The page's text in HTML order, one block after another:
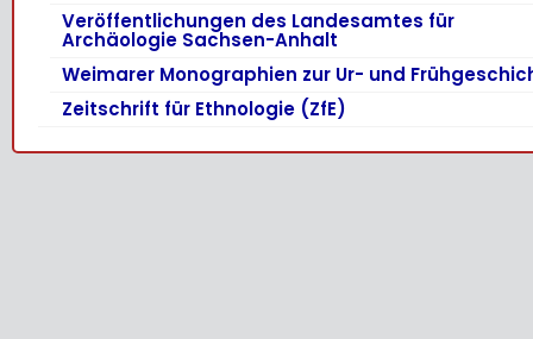
Veröffentlichungen des Landesamtes für
Archäologie Sachsen-Anhalt
Weimarer Monographien zur Ur- und
Zeitschrift für Ethnologie (ZfE)